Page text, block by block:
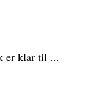
er klar til ...